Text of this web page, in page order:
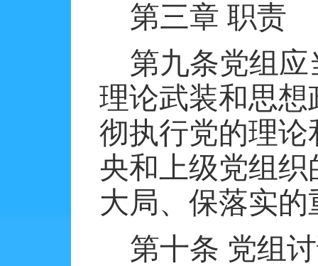
第三章 职责
第九条党组
理论武装和思
彻执行党的理
央和上级党组
大局、保落实
第十条 党组